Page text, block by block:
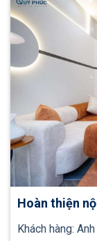
Hoàn thiện
Khách hàng: